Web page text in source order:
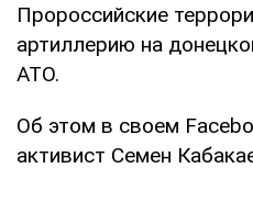
Пророссийские
артиллерию на
АТО.
Об этом в своем
активист Семен